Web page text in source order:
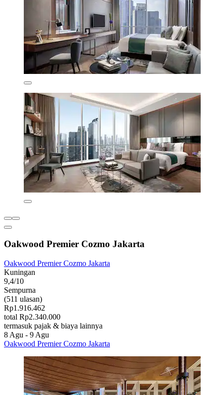
Oakwood Premier Cozmo Jakarta
Oakwood Premier Cozmo Jakarta
Kuningan
9,4/10
Sempurna
(511 ulasan)
Rp1.916.462
total Rp2.340.000
termasuk pajak & biaya lainnya
8 Agu - 9 Agu
Oakwood Premier Cozmo Jakarta